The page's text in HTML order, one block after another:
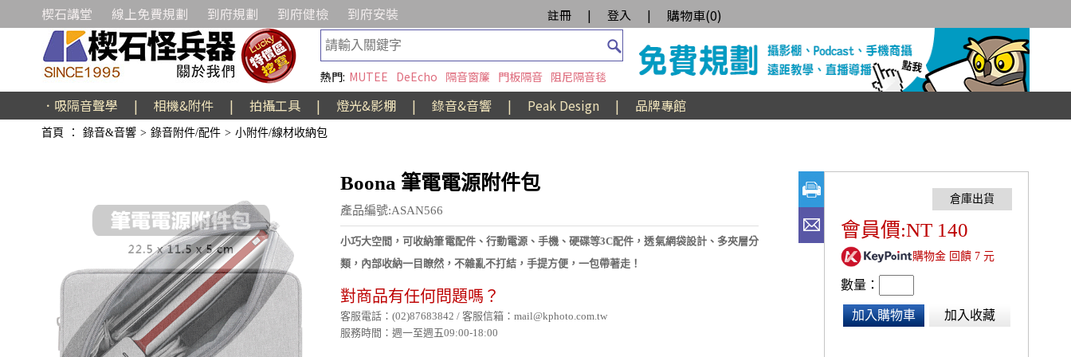
楔石講堂 線上免費規劃 到府規劃 到府健檢 到府安裝 註冊 | 登入 | 購物車(0)
熱門: MUTEE DeEcho 隔音窗簾 門板隔音 阻尼隔音毯
．吸隔音聲學 | 相機&附件 | 拍攝工具 | 燈光&影棚 | 錄音&音響 | Peak Design | 品牌專館
首頁 ： 錄音&音響 > 錄音附件/配件 > 小附件/線材收納包
Boona 筆電電源附件包
產品編號:ASAN566
小巧大空間，可收納筆電配件、行動電源、手機、硬碟等3C配件，透氣網袋設計、多夾層分
類，內部收納一目瞭然，不雜亂不打結，手提方便，一包帶著走！
對商品有任何問題嗎？
客服電話：(02)87683842 / 客服信箱：mail@kphoto.com.tw
服務時間：週一至週五09:00-18:00
會員價:NT 140
購物金 回饋 7 元
數量：
加入購物車 加入收藏